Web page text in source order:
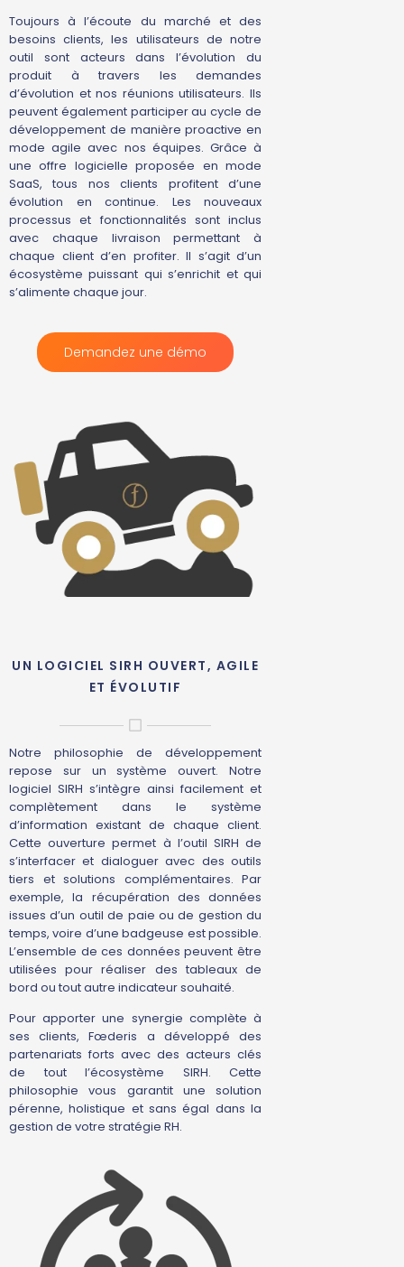
Toujours à l’écoute du marché et des
besoins clients, les utilisateurs de notre
outil sont acteurs dans l’évolution du
produit à travers les demandes
d’évolution et nos réunions utilisateurs. Ils
peuvent également participer au cycle de
développement de manière proactive en
mode agile avec nos équipes. Grâce à
une offre logicielle proposée en mode
SaaS, tous nos clients profitent d’une
évolution en continue. Les nouveaux
processus et fonctionnalités sont inclus
avec chaque livraison permettant à
chaque client d’en profiter. Il s’agit d’un
écosystème puissant qui s’enrichit et qui
s’alimente chaque jour.
Demandez une démo
UN LOGICIEL SIRH OUVERT, AGILE
ET ÉVOLUTIF
Notre philosophie de développement
repose sur un système ouvert. Notre
logiciel SIRH s’intègre ainsi facilement et
complètement dans le système
d’information existant de chaque client.
Cette ouverture permet à l’outil SIRH de
s’interfacer et dialoguer avec des outils
tiers et solutions complémentaires. Par
exemple, la récupération des données
issues d’un outil de paie ou de gestion du
temps, voire d’une badgeuse est possible.
L’ensemble de ces données peuvent être
utilisées pour réaliser des tableaux de
bord ou tout autre indicateur souhaité.
Pour apporter une synergie complète à
ses clients, Fœderis a développé des
partenariats forts avec des acteurs clés
de tout l’écosystème SIRH. Cette
philosophie vous garantit une solution
pérenne, holistique et sans égal dans la
gestion de votre stratégie RH.